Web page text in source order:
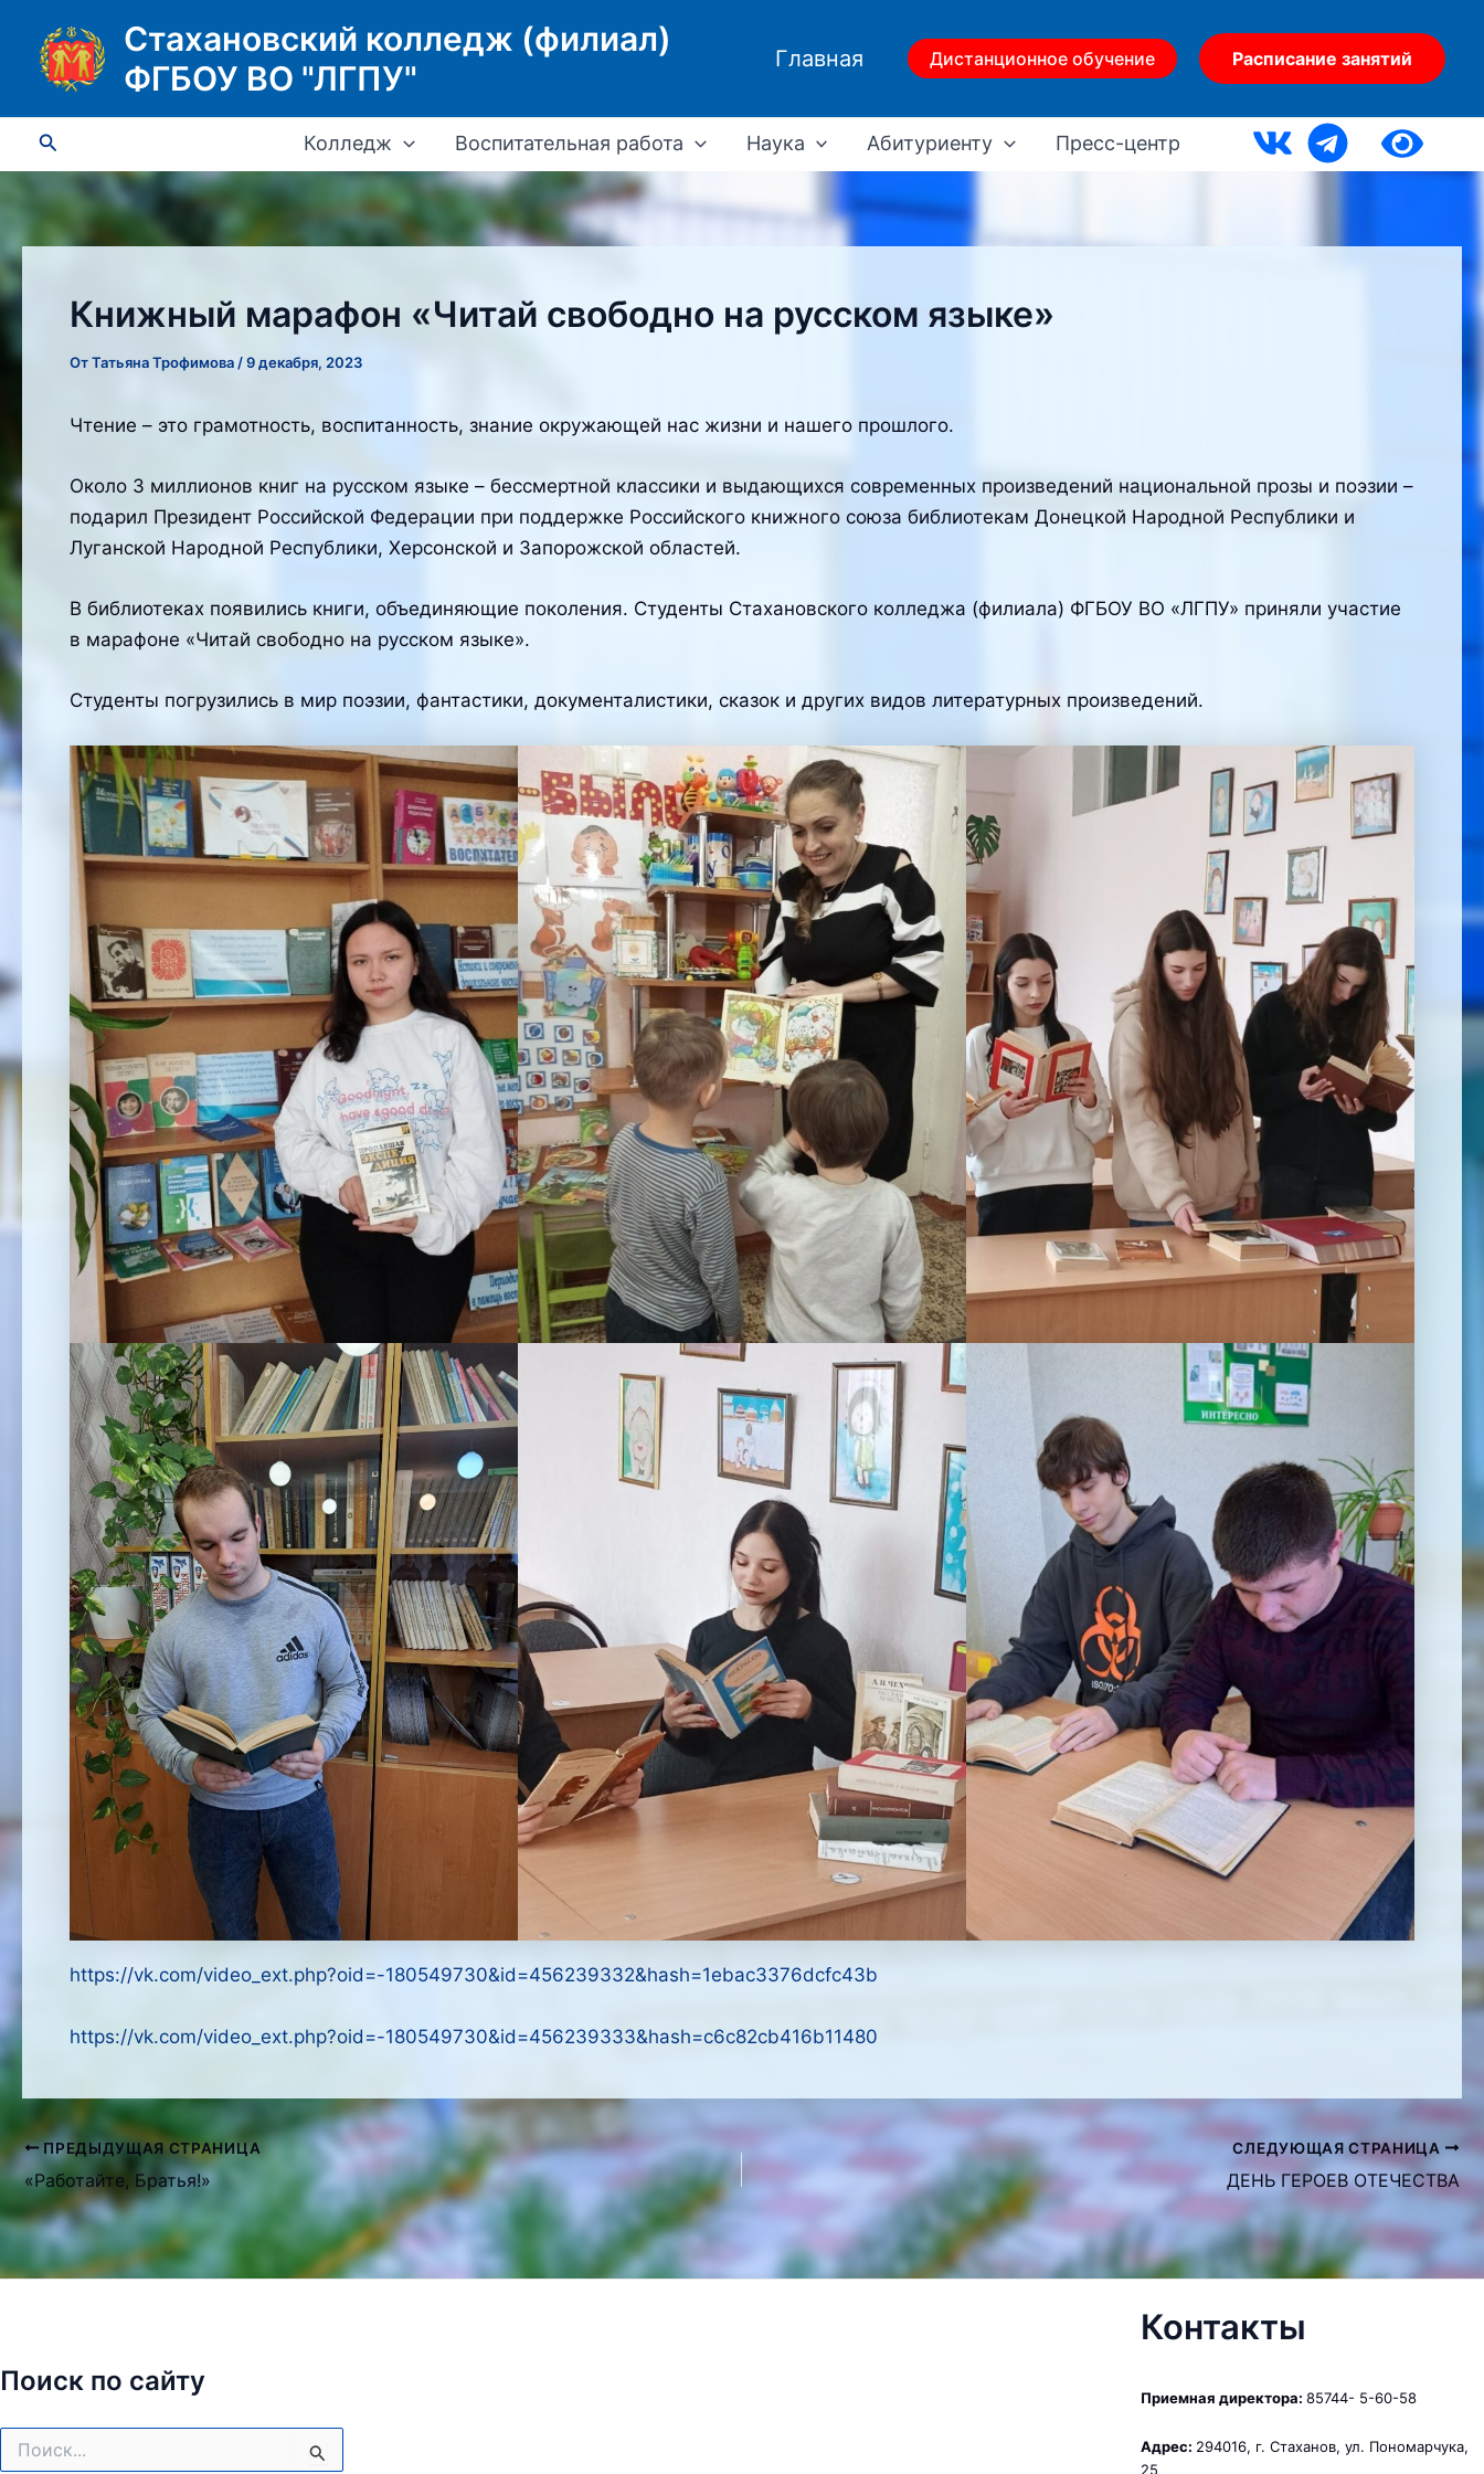
содержимому
Стахановский колледж (филиал)
ФГБОУ ВО "ЛГПУ"
Главная Дистанционное обучение Расписание занятий
Поиск Колледж Воспитательная работа Наука Абитуриенту Пресс-центр
Книжный марафон «Читай свободно на русском языке»
ОтТатьяна Трофимова /9 декабря, 2023
Чтение – это грамотность, воспитанность, знание окружающей нас жизни и нашего прошлого.
Около 3 миллионов книг на русском языке – бессмертной классики и выдающихся современных произведений национальной прозы и поэзии –
подарил Президент Российской Федерации при поддержке Российского книжного союза библиотекам Донецкой Народной Республики и
Луганской Народной Республики, Херсонской и Запорожской областей.
В библиотеках появились книги, объединяющие поколения. Студенты Стахановского колледжа (филиала) ФГБОУ ВО «ЛГПУ» приняли участие
в марафоне «Читай свободно на русском языке».
Студенты погрузились в мир поэзии, фантастики, документалистики, сказок и других видов литературных произведений.
https://vk.com/video_ext.php?oid=-180549730&id=456239332&hash=1ebac3376dcfc43b
https://vk.com/video_ext.php?oid=-180549730&id=456239333&hash=c6c82cb416b11480
Навигация
по
записям
ПРЕДЫДУЩАЯ СТРАНИЦА
«Работайте, Братья!»
СЛЕДУЮЩАЯ СТРАНИЦА
ДЕНЬ ГЕРОЕВ ОТЕЧЕСТВА
Поиск по сайту
Контакты
Приемная директора: 85744- 5-60-58
Адрес: 294016, г. Стаханов, ул. Пономарчука,
25